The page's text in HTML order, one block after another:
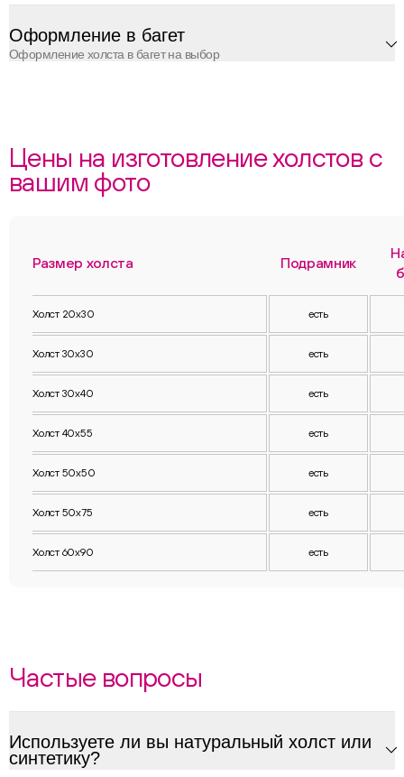
Оформление в багет
Оформление холста в багет на выбор
Цены на изготовление холстов с
вашим фото
Размер холста Подрамник
Холст 20х30 есть
Холст 30х30 есть
Холст 30х40 есть
Холст 40х55 есть
Холст 50х50 есть
Холст 50х75 есть
Холст 60х90 есть
Частые вопросы
Используете ли вы натуральный холст или
синтетику?